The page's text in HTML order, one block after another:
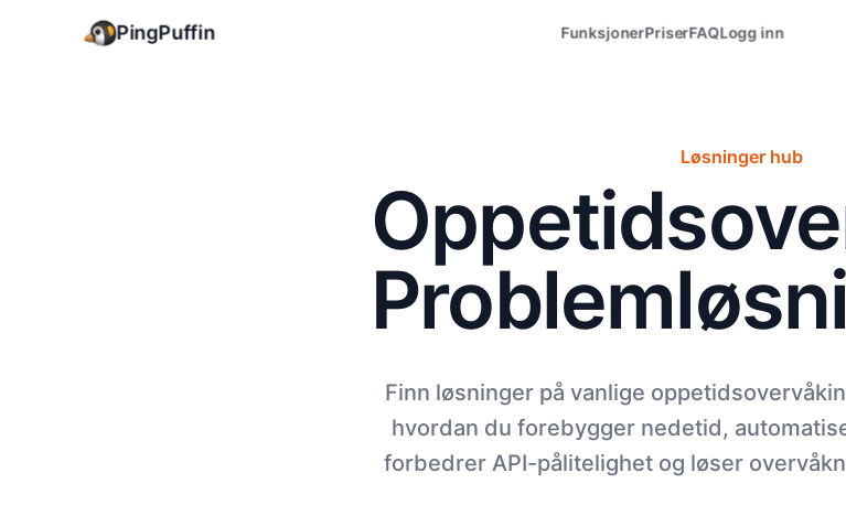
PingPuffin FunksjonerPriserFAQLogg inn
Løsninger hub
Finn løsninger på vanlige
hvordan du forebygger nedetid,
forbedrer API-pålitelighet og løser